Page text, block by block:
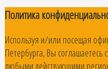
Политика
Используя и/или посещая
Петербурга, Вы соглашаетесь
любыми действующими